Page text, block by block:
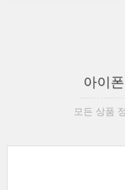
아이
모든 상품